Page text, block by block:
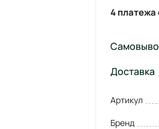
4 платежа
Доставка
Артикул
Бренд